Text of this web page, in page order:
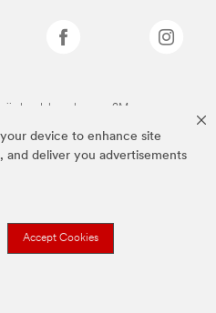
device to enhance site
and deliver you advertisements
Accept Cookies
handelsmerken van 3M.we